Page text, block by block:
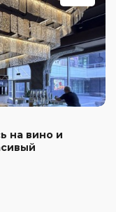
на вино и